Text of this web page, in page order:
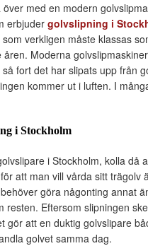
med en modern
erbjudergolvslipning i
verkligen måste klassas
Moderna
fort det har slipats upp från
kommer ut i luften. I
i Stockholm
i Stockholm, kolla
att man vill vårda sitt
göra någonting annat
resten. Eftersom slipningen
gör att en duktig golvslipare
golvet samma dag.